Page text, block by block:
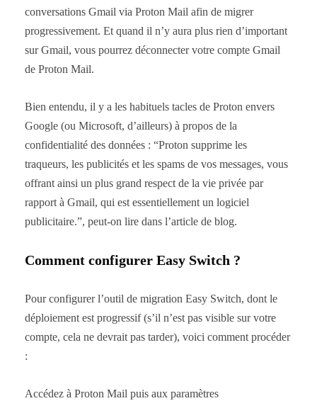
conversations Gmail via Proton Mail afin de migrer
progressivement. Et quand il n’y aura plus rien d’important
sur Gmail, vous pourrez déconnecter votre compte Gmail
de Proton Mail.
Bien entendu, il y a les habituels tacles de Proton envers
Google (ou Microsoft, d’ailleurs) à propos de la
confidentialité des données : “Proton supprime les
traqueurs, les publicités et les spams de vos messages, vous
offrant ainsi un plus grand respect de la vie privée par
rapport à Gmail, qui est essentiellement un logiciel
publicitaire.”, peut-on lire dans l’article de blog.
Comment configurer Easy Switch ?
Pour configurer l’outil de migration Easy Switch, dont le
déploiement est progressif (s’il n’est pas visible sur votre
compte, cela ne devrait pas tarder), voici comment procéder
:
Accédez à Proton Mail puis aux paramètres